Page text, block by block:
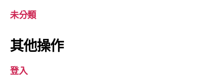
未分類
其他操作
登入